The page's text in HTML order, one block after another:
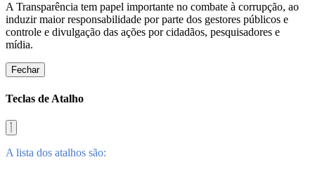
A Transparência tem papel importante no combate à corrupção, ao
induzir maior responsabilidade por parte dos gestores públicos e
controle e divulgação das ações por cidadãos, pesquisadores e
mídia.
Fechar
Teclas de Atalho
A lista dos atalhos são: